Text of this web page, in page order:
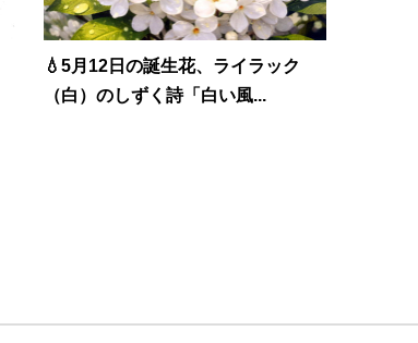
💧5月12日の誕生花、ライラック
（白）のしずく詩「白い風...